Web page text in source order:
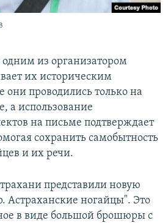
из организатором
их историческим
проводились только на
а использование
на письме подтверждает
сохранить самобытность
и их речи.
представили новую
Астраханские ногайцы". Это
в виде большой брошюры с